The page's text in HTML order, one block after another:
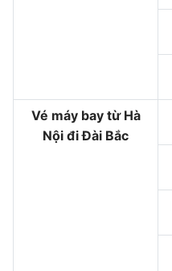
Vé máy bay từ Hà
Nội đi Đài Bắc